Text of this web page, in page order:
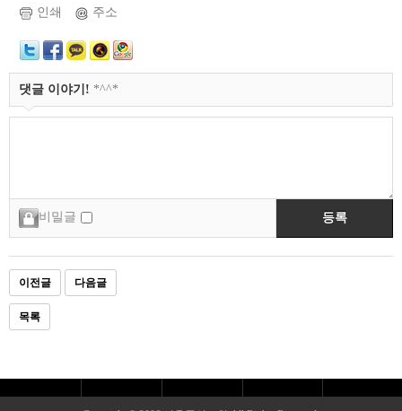
인쇄 주소
댓글 이야기! *^^*
비밀글 등록
이전글 다음글
목록